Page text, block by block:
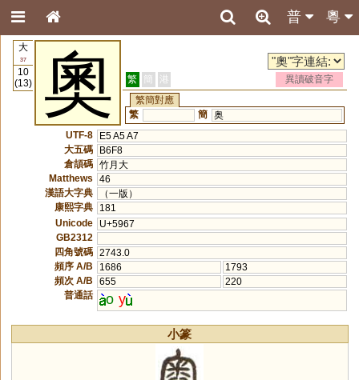
粵
普
大
37
10
(13)
奧 繁 簡 港
異讀破音字
繁簡對應
繁
簡 奥
UTF-8
E5 A5 A7
大五碼
B6F8
倉頡碼 竹月大
Matthews
46
漢語大字典
（一版）
康熙字典
181
Unicode
U+5967
GB2312
四角號碼 2743.0
頻序 A/B
1686
1793
頻次 A/B
655
220
普通話
o y
小篆